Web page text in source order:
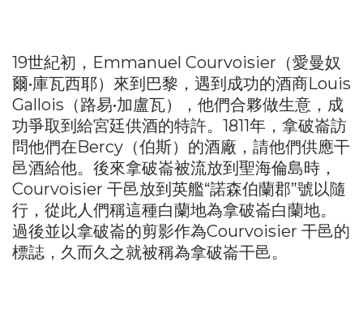
19世紀初，Emmanuel Courvoisier（愛曼奴
爾•庫瓦西耶）來到巴黎，遇到成功的酒商Louis
Gallois（路易•加盧瓦），他們合夥做生意，成
功爭取到給宮廷供酒的特許。1811年，拿破崙訪
問他們在Bercy（伯斯）的酒廠，請他們供應干
邑酒給他。後來拿破崙被流放到聖海倫島時，
Courvoisier 干邑放到英艦“諾森伯蘭郡”號以隨
行，從此人們稱這種白蘭地為拿破崙白蘭地。
過後並以拿破崙的剪影作為Courvoisier 干邑的
標誌，久而久之就被稱為拿破崙干邑。